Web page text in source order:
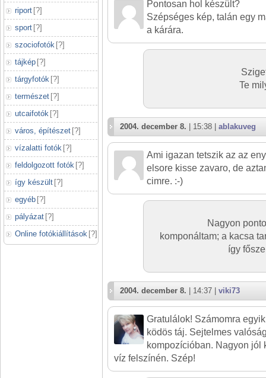
riport [?]
sport [?]
szociofotók [?]
tájkép [?]
tárgyfotók [?]
természet [?]
utcaifotók [?]
város, építészet [?]
vízalatti fotók [?]
feldolgozott fotók [?]
így készült [?]
egyéb [?]
pályázat [?]
Online fotókiállítások [?]
Pontosan hol készült?
Szépséges kép, talán egy
a kárára.
Te
2004. december 8. | 15:38 | ablakuveg
Ami igazan tetszik az az
elsore kisse zavaro, de
cimre. :-)
Nagyon
komponáltam; a kacsa
így
2004. december 8. | 14:37 | viki73
Gratulálok! Számomra
ködös táj. Sejtelmes
kompozícióban. Nagyon jól
víz felszínén. Szép!